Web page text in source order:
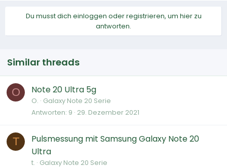
Du musst dich einloggen oder registrieren, um hier zu
antworten.
Similar threads
O Note 20 Ultra 5g
O. Galaxy Note 20 Serie
Antworten 9 29. Dezember 2021
T
Pulsmessung mit Samsung Galaxy Note 20
Ultra
t. Galaxy Note 20 Serie